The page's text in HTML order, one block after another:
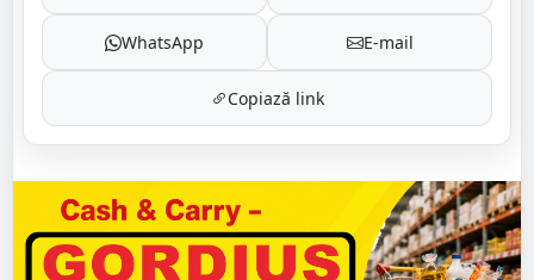
WhatsApp E-mail
Copiază link